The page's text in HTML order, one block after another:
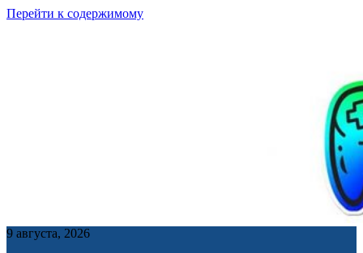
Перейти к содержимому
9 августа, 2026